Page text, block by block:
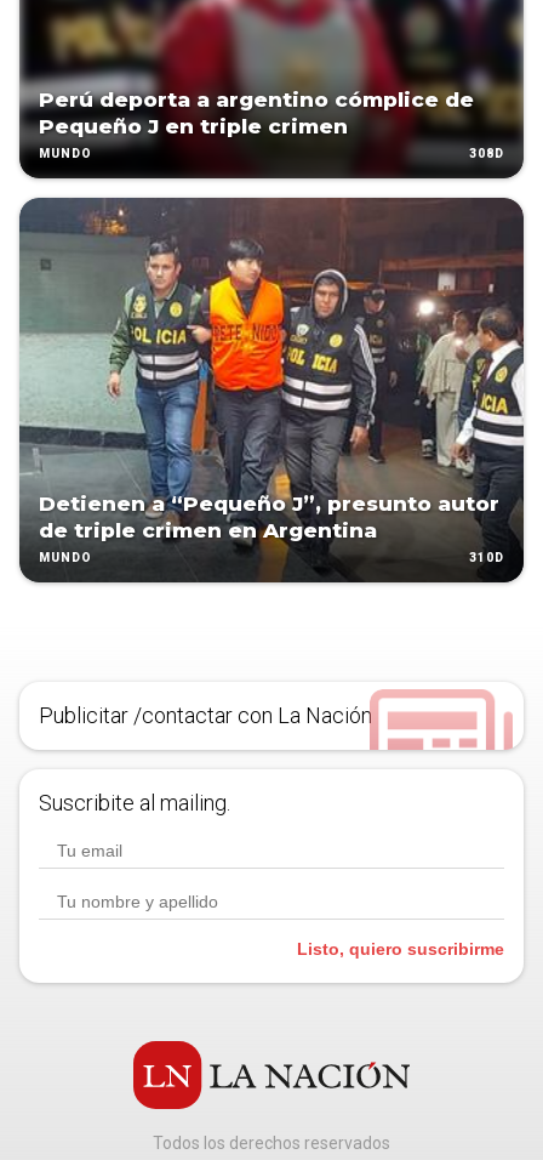
Perú deporta a argentino cómplice de
Pequeño J en triple crimen
MUNDO 308D
Detienen a “Pequeño J”, presunto autor
de triple crimen en Argentina
MUNDO 310D
Publicitar /contactar con La Nación
Suscribite al mailing.
Listo, quiero suscribirme
Todos los derechos reservados